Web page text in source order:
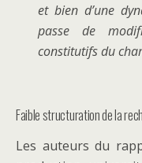
et bien d’une
passe de
constitutifs du
Faible structuration de la
Les auteurs du